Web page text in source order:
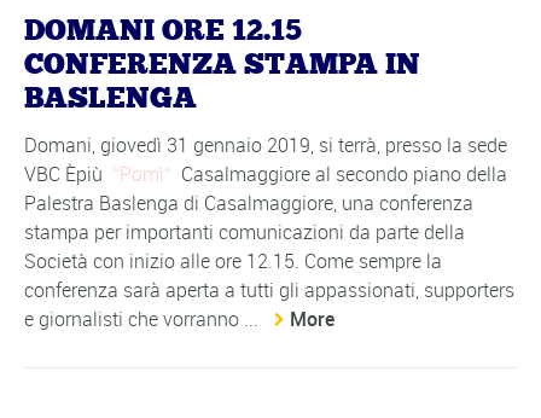
DOMANI ORE 12.15
CONFERENZA STAMPA IN
BASLENGA
Domani, giovedì 31 gennaio 2019, si terrà, presso la sede
VBC Èpiù
Pomì
Casalmaggiore al secondo piano della
Palestra Baslenga di Casalmaggiore, una conferenza
stampa per importanti comunicazioni da parte della
Società con inizio alle ore 12.15. Come sempre la
conferenza sarà aperta a tutti gli appassionati, supporters
e giornalisti che vorranno ...
More